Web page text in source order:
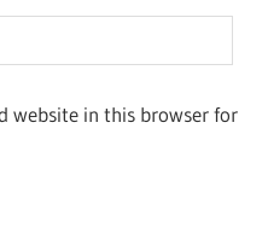
website in this browser for